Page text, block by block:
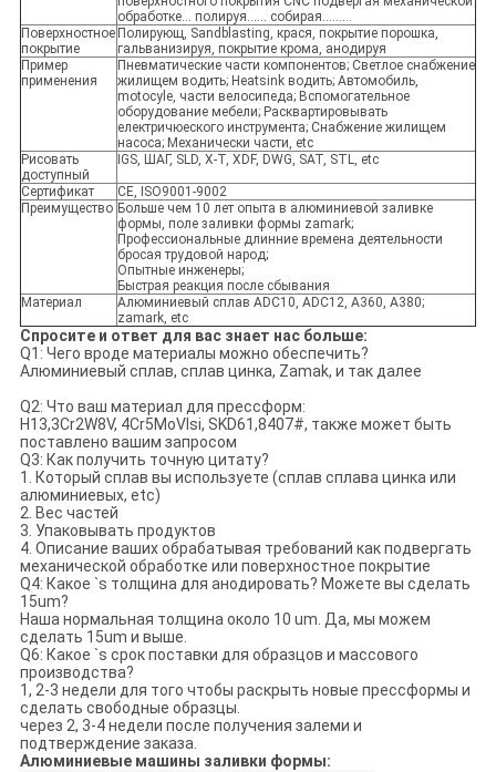
обработке… полируя…… собирая………
Поверхностное
покрытие
Полирующ, Sandblasting, крася, покрытие порошка,
гальванизируя, покрытие крома, анодируя
Пример
применения
Пневматические части компонентов; Светлое снабжение
жилищем водить; Heatsink водить; Автомобиль,
motocyle, части велосипеда; Вспомогательное
оборудование мебели; Расквартировывать
електричюеского инструмента; Снабжение жилищем
насоса; Механически части, etc
Рисовать
доступный
IGS, ШАГ, SLD, X-T, XDF, DWG, SAT, STL, etc
Сертификат
CE, ISO9001-9002
Преимущество Больше чем 10 лет опыта в алюминиевой заливке
формы, поле заливки формы zamark;
Профессиональные длинние времена деятельности
бросая трудовой народ;
Опытные инженеры;
Быстрая реакция после сбывания
Материал
Алюминиевый сплав ADC10, ADC12, A360, A380;
zamark, etc
Спросите и ответ для вас знает нас больше:
Q1: Чего вроде материалы можно обеспечить?
Алюминиевый сплав, сплав цинка, Zamak, и так далее
Q2: Что ваш материал для прессформ:
H13,3Cr2W8V, 4Cr5MoVlsi, SKD61,8407#, также может быть
поставлено вашим запросом
Q3: Как получить точную цитату?
1. Который сплав вы используете (сплав сплава цинка или
алюминиевых, etc)
2. Вес частей
3. Упаковывать продуктов
4. Описание ваших обрабатывая требований как подвергать
механической обработке или поверхностное покрытие
Q4: Какое `s толщина для анодировать? Можете вы сделать
15um?
Наша нормальная толщина около 10 um. Да, мы можем
сделать 15um и выше.
Q6: Какое `s срок поставки для образцов и массового
производства?
1, 2-3 недели для того чтобы раскрыть новые прессформы и
сделать свободные образцы.
через 2, 3-4 недели после получения залеми и
подтверждение заказа.
Алюминиевые машины заливки формы: